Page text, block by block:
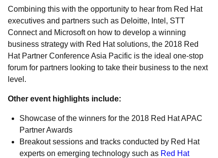
Combining this with the opportunity to hear from Red Hat
executives and partners such as Deloitte, Intel, STT
Connect and Microsoft on how to develop a winning
business strategy with Red Hat solutions, the 2018 Red
Hat Partner Conference Asia Pacific is the ideal one-stop
forum for partners looking to take their business to the next
level.
Other event highlights include:
Showcase of the winners for the 2018 Red Hat APAC
Partner Awards
Breakout sessions and tracks conducted by Red Hat
experts on emerging technology such as Red Hat